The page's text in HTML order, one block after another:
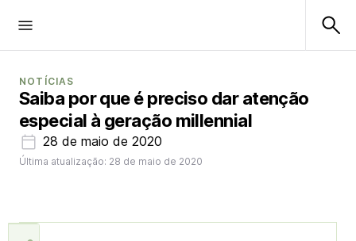
NOTÍCIAS
Saiba por que é preciso dar atenção
especial à geração millennial
28 de maio de 2020
Última atualização: 28 de maio de 2020